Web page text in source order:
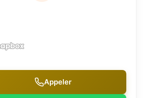
Appeler